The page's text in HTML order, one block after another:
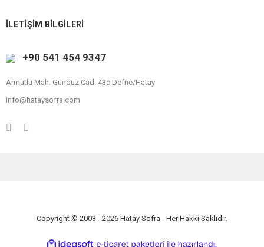
İLETİŞİM BİLGİLERİ
+90 541 454 9347
Armutlu Mah. Gündüz Cad. 43c Defne/Hatay
info@hataysofra.com
Copyright © 2003 - 2026 Hatay Sofra - Her Hakkı Saklıdır.
ideasoft e-